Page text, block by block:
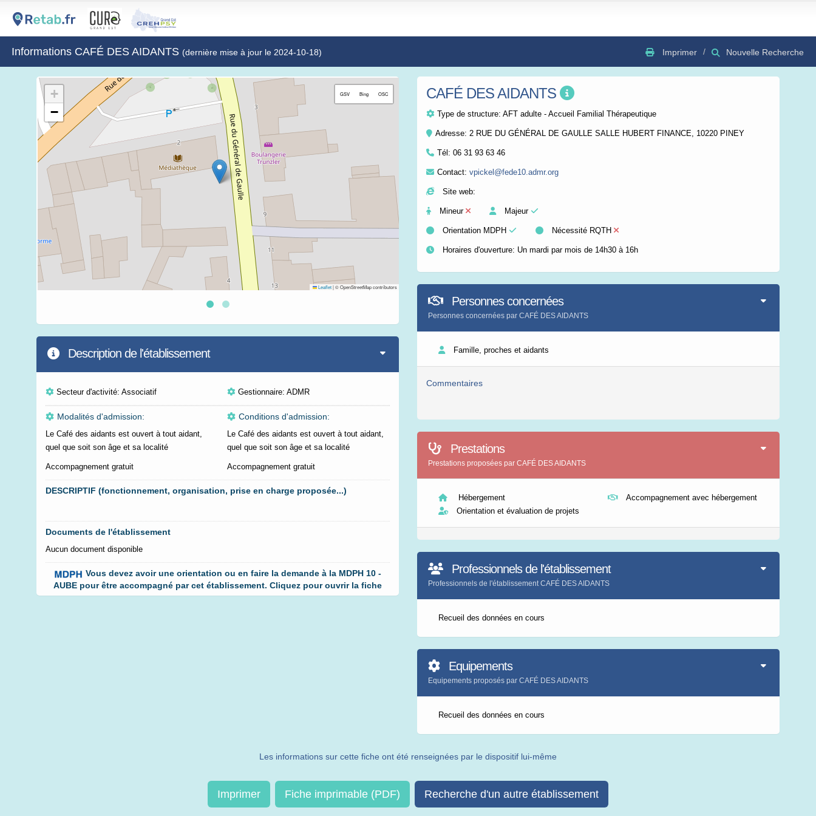
Informations CAFÉ DES AIDANTS (dernière mise à jour le 2024-10-18) Imprimer Nouvelle Recherche
+
−
GSV Bing OSC
Leaflet|© OpenStreetMap contributors
Description de l'établissement
Secteur d'activité: Associatif Gestionnaire: ADMR
Modalités d'admission:
Le Café des aidants est ouvert à tout aidant,
quel que soit son âge et sa localité
Accompagnement gratuit
Conditions d'admission:
Le Café des aidants est ouvert à tout aidant,
quel que soit son âge et sa localité
Accompagnement gratuit
DESCRIPTIF (fonctionnement, organisation, prise en charge proposée...)
Documents de l'établissement
Aucun document disponible
Vous devez avoir une orientation ou en faire la demande à la MDPH 10 -
AUBE pour être accompagné par cet établissement. Cliquez pour ouvrir la fiche
CAFÉ DES AIDANTS
Type de structure: AFT adulte - Accueil Familial Thérapeutique
Adresse: 2 RUE DU GÉNÉRAL DE GAULLE SALLE HUBERT FINANCE, 10220 PINEY
Tél: 06 31 93 63 46
Contact: vpickel@fede10.admr.org
Site web:
Mineur Majeur
Orientation MDPH Nécessité RQTH
Horaires d'ouverture: Un mardi par mois de 14h30 à 16h
Personnes concernées
Personnes concernées par CAFÉ DES AIDANTS
Famille, proches et aidants
Commentaires
Prestations
Prestations proposées par CAFÉ DES AIDANTS
Hébergement
Accompagnement avec hébergement
Orientation et évaluation de projets
Professionnels de l'établissement
Professionnels de l'établissement CAFÉ DES AIDANTS
Recueil des données en cours
Equipements
Equipements proposés par CAFÉ DES AIDANTS
Recueil des données en cours
Les informations sur cette fiche ont été renseignées par le dispositif lui-même
Imprimer Fiche imprimable (PDF) Recherche d'un autre établissement